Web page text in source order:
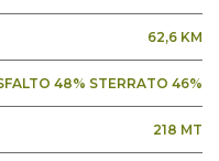
62,6 KM
48% STERRATO 46%
218 MT